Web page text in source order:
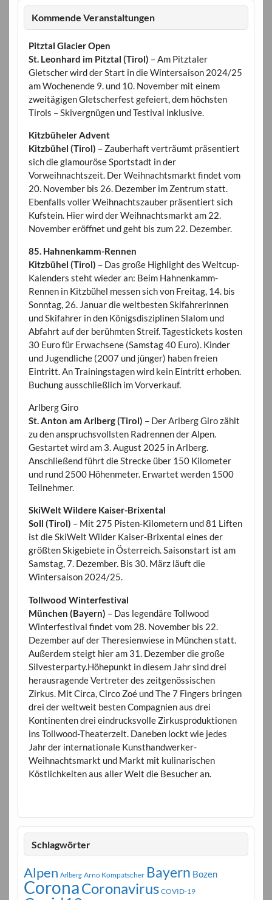
Kommende Veranstaltungen
Pitztal Glacier Open
St. Leonhard im Pitztal (Tirol) – Am Pitztaler
Gletscher wird der Start in die Wintersaison 2024/25
am Wochenende 9. und 10. November mit einem
zweitägigen Gletscherfest gefeiert, dem höchsten
Tirols – Skivergnügen und Testival inklusive.
Kitzbüheler Advent
Kitzbühel (Tirol) – Zauberhaft verträumt präsentiert
sich die glamouröse Sportstadt in der
Vorweihnachtszeit. Der Weihnachtsmarkt findet vom
20. November bis 26. Dezember im Zentrum statt.
Ebenfalls voller Weihnachtszauber präsentiert sich
Kufstein. Hier wird der Weihnachtsmarkt am 22.
November eröffnet und geht bis zum 22. Dezember.
85. Hahnenkamm-Rennen
Kitzbühel (Tirol) – Das große Highlight des Weltcup-
Kalenders steht wieder an: Beim Hahnenkamm-
Rennen in Kitzbühel messen sich von Freitag, 14. bis
Sonntag, 26. Januar die weltbesten Skifahrerinnen
und Skifahrer in den Königsdisziplinen Slalom und
Abfahrt auf der berühmten Streif. Tagestickets kosten
30 Euro für Erwachsene (Samstag 40 Euro). Kinder
und Jugendliche (2007 und jünger) haben freien
Eintritt. An Trainingstagen wird kein Eintritt erhoben.
Buchung ausschließlich im Vorverkauf.
Arlberg Giro
St. Anton am Arlberg (Tirol) – Der Arlberg Giro zählt
zu den anspruchsvollsten Radrennen der Alpen.
Gestartet wird am 3. August 2025 in Arlberg.
Anschließend führt die Strecke über 150 Kilometer
und rund 2500 Höhenmeter. Erwartet werden 1500
Teilnehmer.
SkiWelt Wildere Kaiser-Brixental
Soll (Tirol) – Mit 275 Pisten-Kilometern und 81 Liften
ist die SkiWelt Wilder Kaiser-Brixental eines der
größten Skigebiete in Österreich. Saisonstart ist am
Samstag, 7. Dezember. Bis 30. März läuft die
Wintersaison 2024/25.
Tollwood Winterfestival
München (Bayern) – Das legendäre Tollwood
Winterfestival findet vom 28. November bis 22.
Dezember auf der Theresienwiese in München statt.
Außerdem steigt hier am 31. Dezember die große
Silvesterparty.Höhepunkt in diesem Jahr sind drei
herausragende Vertreter des zeitgenössischen
Zirkus. Mit Circa, Circo Zoé und The 7 Fingers bringen
drei der weltweit besten Compagnien aus drei
Kontinenten drei eindrucksvolle Zirkusproduktionen
ins Tollwood-Theaterzelt. Daneben lockt wie jedes
Jahr der internationale Kunsthandwerker-
Weihnachtsmarkt und Markt mit kulinarischen
Köstlichkeiten aus aller Welt die Besucher an.
Schlagwörter
Alpen Arlberg Arno Kompatscher Bayern Bozen
CoronaCoronavirus COVID-19